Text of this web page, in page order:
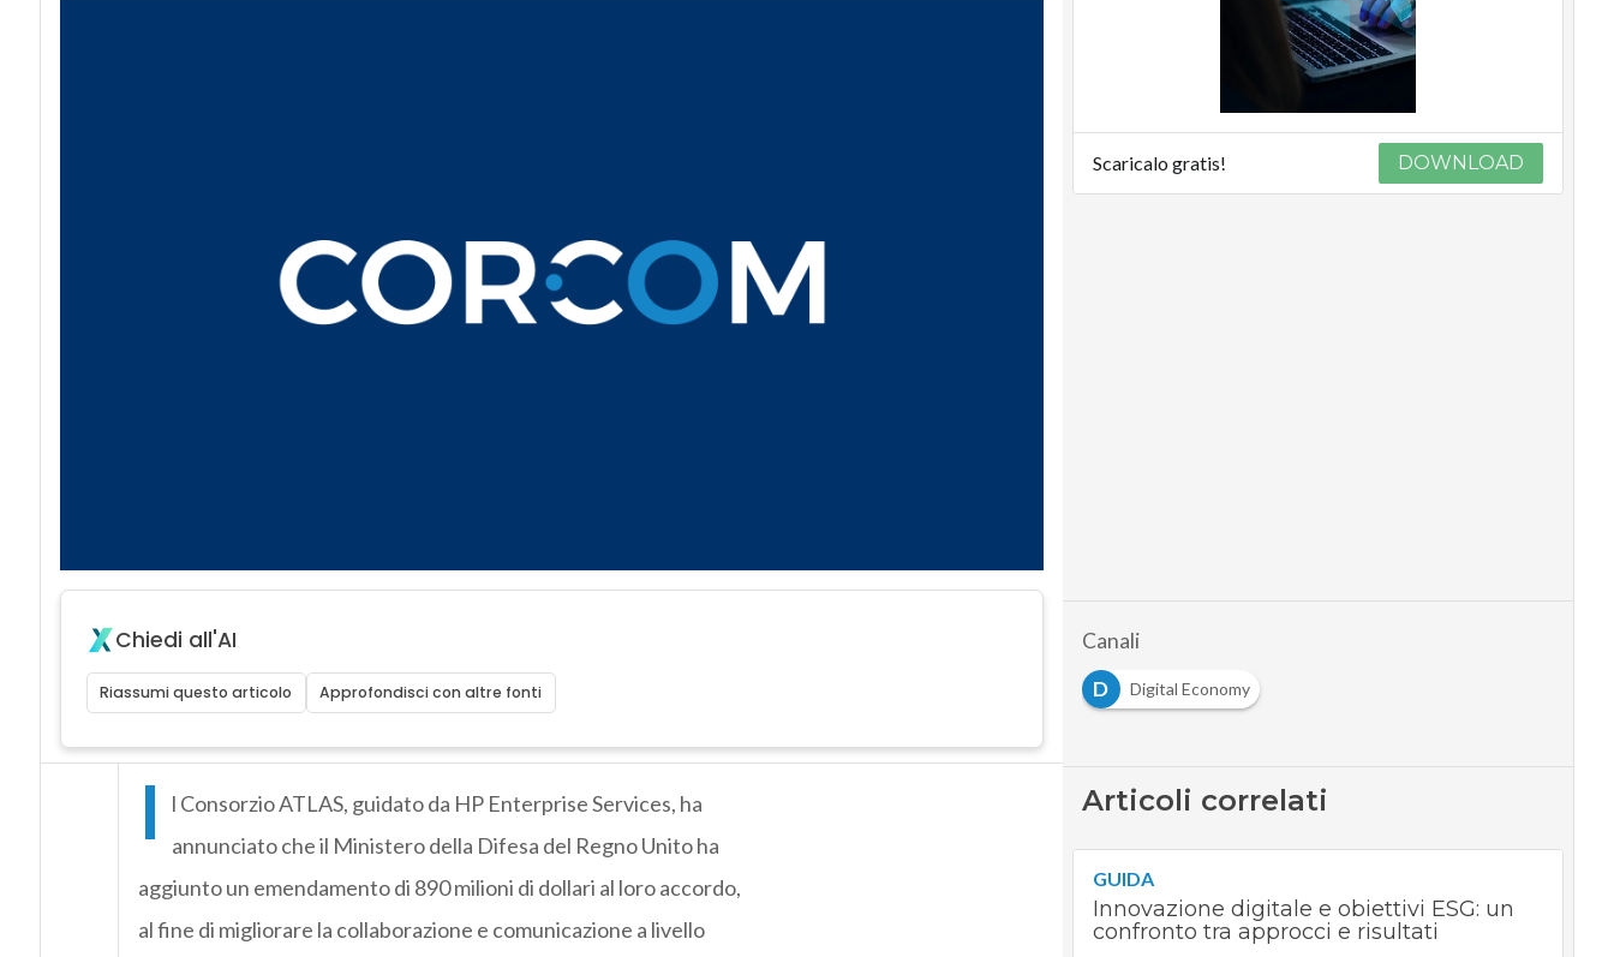
Chiedi all'AI
Riassumi questo articolo Approfondisci con altre fonti
I
l Consorzio ATLAS, guidato da HP Enterprise Services, ha
annunciato che il Ministero della Difesa del Regno Unito ha
aggiunto un emendamento di 890 milioni di dollari al loro accordo,
al fine di migliorare la collaborazione e comunicazione a livello
Scaricalo gratis! DOWNLOAD
Canali
D
Digital Economy
Articoli correlati
GUIDA
Innovazione digitale e obiettivi ESG: un
confronto tra approcci e risultati